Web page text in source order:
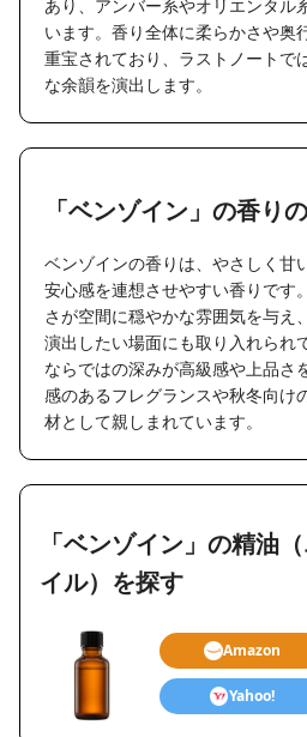
あり、アンバー系やオリエンタル
います。香り全体に柔らかさや奥
重宝されており、ラストノートで
な余韻を演出します。
「ベンゾイン」の香り
ベンゾインの香りは、やさしく甘
安心感を連想させやすい香りです
さが空間に穏やかな雰囲気を与え
演出したい場面にも取り入れられ
ならではの深みが高級感や上品さ
感のあるフレグランスや秋冬向け
材として親しまれています。
「ベンゾイン」の精油
イル）を探す
Amazon
Yahoo!